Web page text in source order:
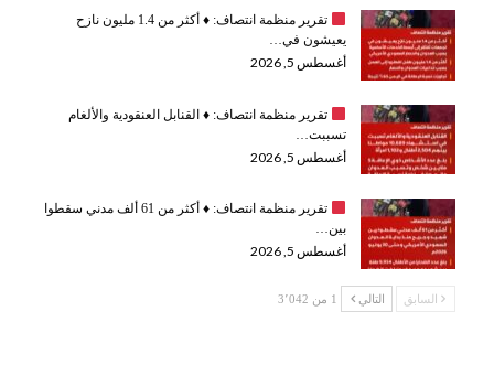
تقرير منظمة انتصاف: ♦️
أكثر من 1.4 مليون نازح
يعيشون في…
أغسطس 5, 2026
تقرير منظمة انتصاف: ♦️القنابل العنقودية والألغام
تسببت…
أغسطس 5, 2026
تقرير منظمة انتصاف: ♦️
أكثر من 61 ألف مدني سقطوا
بين…
أغسطس 5, 2026
السابق التالي 1 من 3٬042